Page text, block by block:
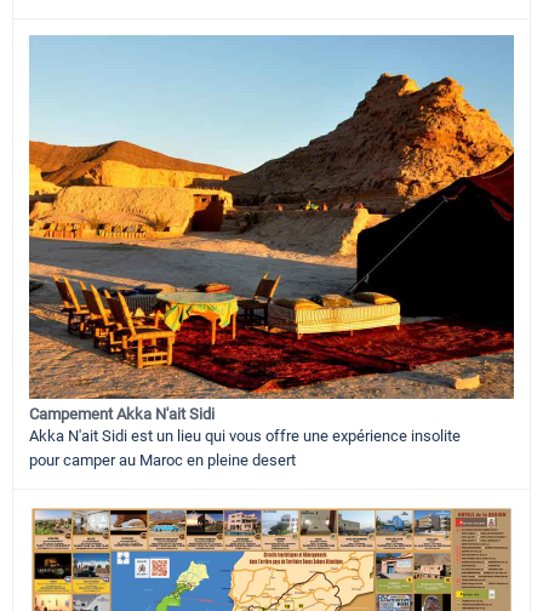
Campement Akka N'ait Sidi
Akka N'ait Sidi est un lieu qui vous offre une expérience insolite
pour camper au Maroc en pleine desert